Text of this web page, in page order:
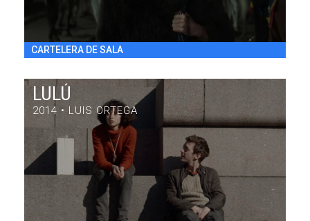
CARTELERA DE SALA
LULÚ
2014 • LUIS ORTEGA
LULÚ
DRAMA / 84' / ARGENTINA / 2014
VIE 31/7 20:30h